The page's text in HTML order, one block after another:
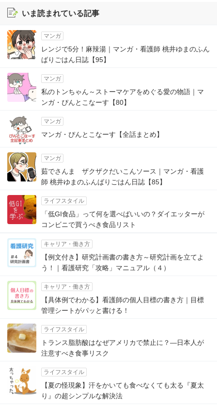
いま読まれている記事
マンガ
レンジで5分！麻辣湯｜マンガ・看護師 桃井ゆまのふん
ばりごはん日誌【95】
マンガ
私のトンちゃん～ストーマケアをめぐる愛の物語｜マ
ンガ・ぴんとこなーす【80】
マンガ
マンガ・ぴんとこなーす【全話まとめ】
マンガ
茹でさんま ザクザクだいこんソース｜マンガ・看護
師 桃井ゆまのふんばりごはん日誌【85】
ライフスタイル
「低GI食品」って何を選べばいいの？ダイエッターが
コンビニで買うべき食品リスト
キャリア・働き方
【例文付き】研究計画書の書き方～研究計画を立てよ
う！｜看護研究「攻略」マニュアル（４）
キャリア・働き方
【具体例でわかる】看護師の個人目標の書き方｜目標
管理シートがパッと書ける！
ライフスタイル
トランス脂肪酸はなぜアメリカで禁止に？―日本人が
注意すべき食事リスク
ライフスタイル
【夏の怪現象】汗をかいても食べなくても太る『夏太
り』の超シンプルな解決法